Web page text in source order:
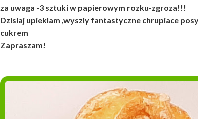
za uwaga -3 sztuki w papierowym rozku-zgroza!!!
Dzisiaj upieklam ,wyszly fantastyczne chrupiace
cukrem
Zapraszam!